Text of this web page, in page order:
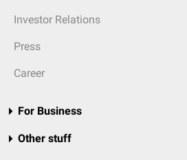
Investor Relations
Press
Career
For Business
Other stuff